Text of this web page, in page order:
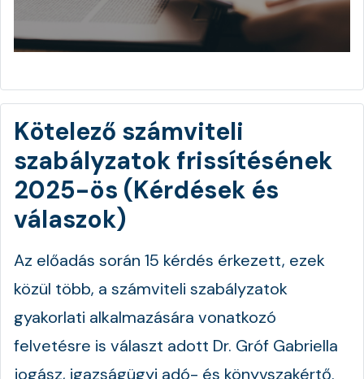
Kötelező számviteli
szabályzatok frissítésének
2025-ös (Kérdések és
válaszok)
Az előadás során 15 kérdés érkezett, ezek
közül több, a számviteli szabályzatok
gyakorlati alkalmazására vonatkozó
felvetésre is választ adott Dr. Gróf Gabriella
jogász, igazságügyi adó- és könyvszakértő.